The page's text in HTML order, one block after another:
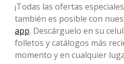
¡Todas las ofertas
también es posible con
app. Descárguelo en su
folletos y catálogos más
momento y en cualquier